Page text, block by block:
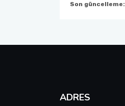
Son güncelleme:
ADRES